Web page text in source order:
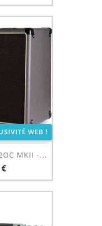
MKII -...
WEB !